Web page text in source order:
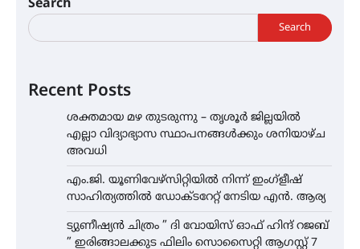
Search
Search
Recent Posts
ശക്തമായ മഴ തുടരുന്നു – തൃശൂർ ജില്ലയിൽ
എല്ലാ വിദ്യാഭ്യാസ സ്ഥാപനങ്ങൾക്കും ശനിയാഴ്ച
അവധി
എം.ജി. യൂണിവേഴ്‌സിറ്റിയിൽ നിന്ന് ഇംഗ്ളീഷ്
സാഹിത്യത്തിൽ ഡോക്ടറേറ്റ് നേടിയ എൻ. ആര്യ
ട്യുണീഷ്യൻ ചിത്രം ” ദി വോയിസ് ഓഫ് ഹിന്ദ് റജബ്
” ഇരിങ്ങാലക്കുട ഫിലിം സൊസൈറ്റി ആഗസ്റ്റ് 7